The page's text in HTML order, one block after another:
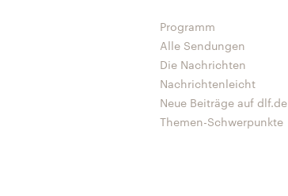
Programm
Alle Sendungen
Die Nachrichten
Nachrichtenleicht
Neue Beiträge auf dlf.de
Themen-Schwerpunkte